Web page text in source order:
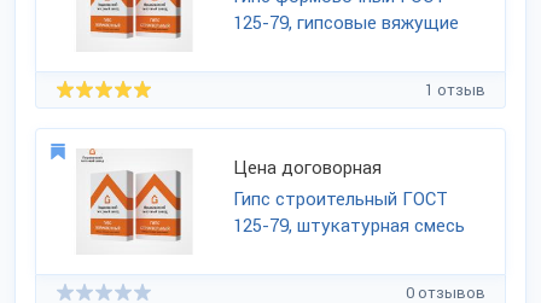
125-79, гипсовые вяжущие
1 отзыв
Цена договорная
Гипс строительный ГОСТ
125-79, штукатурная смесь
0 отзывов